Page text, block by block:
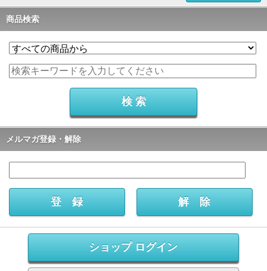
商品検索
メルマガ登録・解除
ショップ ログイン